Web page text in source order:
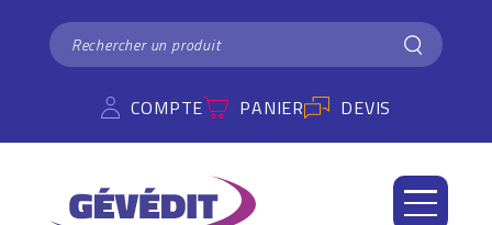
RECHERCHER Rechercher
COMPTE PANIER DEVIS